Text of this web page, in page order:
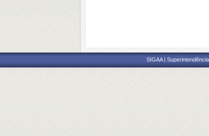
SIGAA |